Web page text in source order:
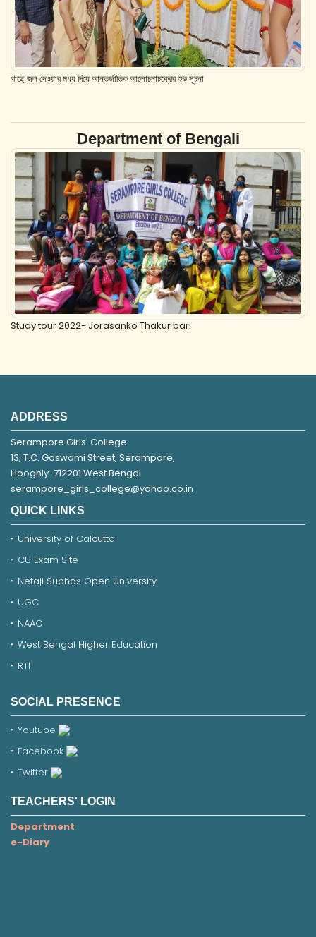
গাছে জল দেওয়ার মধ্য দিয়ে আন্তর্জাতিক আলোচনাচক্রের শুভ সূচনা
Department of Bengali
Study tour 2022- Jorasanko Thakur bari
ADDRESS
Serampore Girls' College
13, T.C. Goswami Street, Serampore,
Hooghly-712201 West Bengal
serampore_girls_college@yahoo.co.in
QUICK LINKS
University of Calcutta
CU Exam Site
Netaji Subhas Open University
UGC
NAAC
West Bengal Higher Education
RTI
SOCIAL PRESENCE
Youtube
Facebook
Twitter
TEACHERS' LOGIN
Department
e-Diary